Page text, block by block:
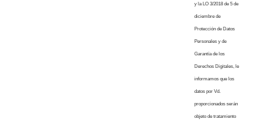
y la LO 3/2018 de 5 de
diciembre de
Protección de Datos
Personales y de
Garantía de los
Derechos Digitales, le
informamos que los
datos por Vd.
proporcionados serán
objeto de tratamiento